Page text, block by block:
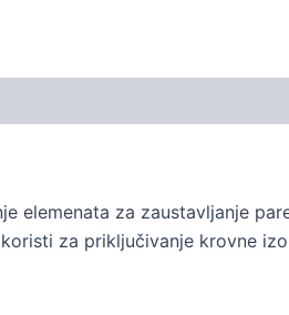
elemenata za zaustavljanje
za priključivanje krovne